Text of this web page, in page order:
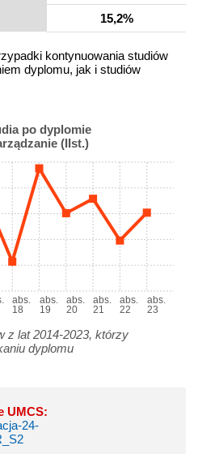
15,2%
kontynuowania studiów
dyplomu, jak i studiów
po dyplomie
(IIst.)
abs.
18
abs.
19
abs.
20
abs.
21
abs.
22
abs.
23
z lat 2014-2023, którzy
dyplomu
UMCS:
24-